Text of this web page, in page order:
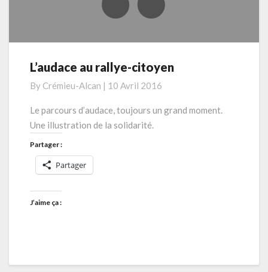
L’audace
rallye-
citoyen
L’audace au rallye-citoyen
By Crémieu-Alcan | 10 Avril 2016
Le parcours d’audace, toujours un grand moment.
Une illustration de la solidarité.
Partager :
Partager
J’aime ça :